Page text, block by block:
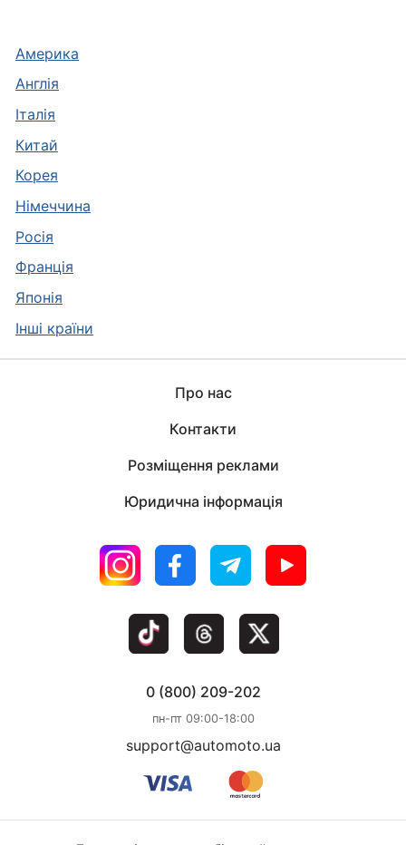
Америка
Англія
Італія
Китай
Корея
Німеччина
Росія
Франція
Японія
Інші країни
Про нас
Контакти
Розміщення реклами
Юридична інформація
0 (800) 209-202
пн-пт 09:00-18:00
support@automoto.ua